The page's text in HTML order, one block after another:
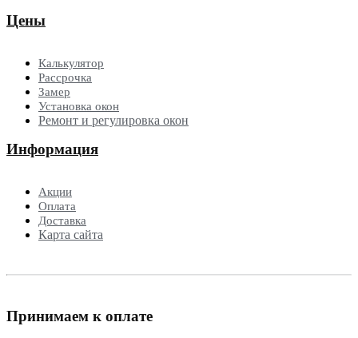
Цены
Калькулятор
Рассрочка
Замер
Установка окон
Ремонт и регулировка окон
Информация
Акции
Оплата
Доставка
Карта сайта
Принимаем к оплате